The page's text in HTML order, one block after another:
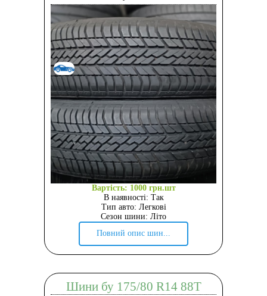
Вартість: 1000 грн.шт
В наявності: Так
Тип авто: Легкові
Сезон шини: Літо
Повний опис шин...
Шини бу 175/80 R14 88T